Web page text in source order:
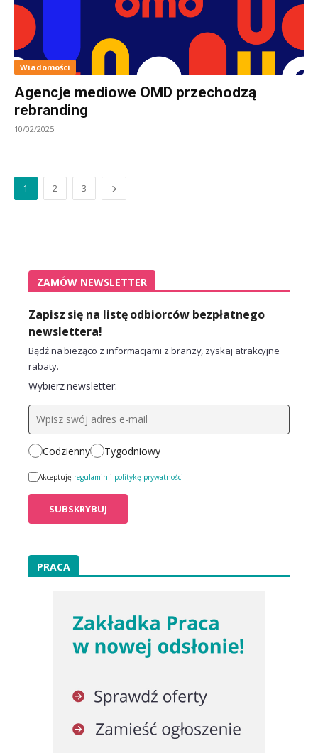
Wiadomości
Agencje mediowe OMD przechodzą
rebranding
10/02/2025
1 2 3
ZAMÓW NEWSLETTER
Zapisz się na listę odbiorców bezpłatnego
newslettera!
Bądź na bieżąco z informacjami z branży, zyskaj atrakcyjne
rabaty.
Wybierz newsletter:
Codzienny Tygodniowy
Akceptuję regulamin i politykę prywatności
PRACA